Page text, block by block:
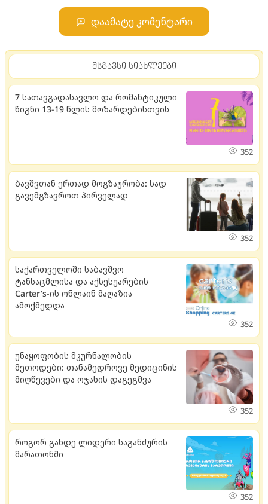
დაამატე კომენტარი
მსგავსი სიახლეები
7 სათავგადასავლო და რომანტიკული
წიგნი 13-19 წლის მოზარდებისთვის
352
ბავშვთან ერთად მოგზაურობა: სად
გავემგზავროთ პირველად
352
საქართველოში საბავშვო
ტანსაცმლისა და აქსესუარების
Carter’s-ის ონლაინ მაღაზია
ამოქმედდა
352
უნაყოფობის მკურნალობის
მეთოდები: თანამედროვე მედიცინის
მიღწევები და ოჯახის დაგეგმვა
352
როგორ გახდე ლიდერი საგანძურის
მარათონში
352